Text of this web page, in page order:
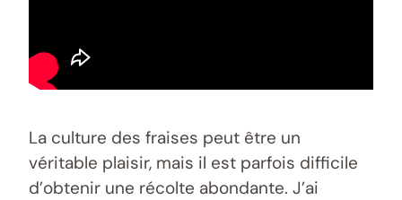
La culture des fraises peut être un
véritable plaisir, mais il est parfois difficile
d’obtenir une récolte abondante. J’ai